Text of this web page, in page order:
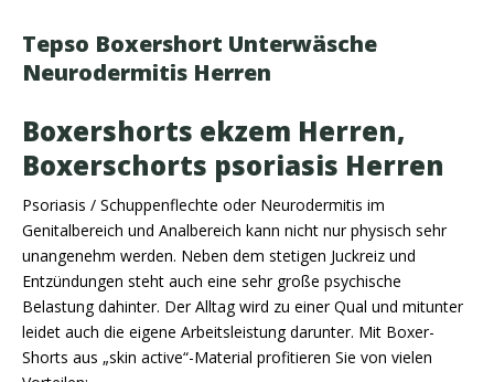
Tepso Boxershort Unterwäsche
Neurodermitis Herren
Boxershorts ekzem Herren,
Boxerschorts psoriasis Herren
Psoriasis / Schuppenflechte oder Neurodermitis im
Genitalbereich und Analbereich kann nicht nur physisch sehr
unangenehm werden. Neben dem stetigen Juckreiz und
Entzündungen steht auch eine sehr große psychische
Belastung dahinter. Der Alltag wird zu einer Qual und mitunter
leidet auch die eigene Arbeitsleistung darunter. Mit Boxer-
Shorts aus „skin active“-Material profitieren Sie von vielen